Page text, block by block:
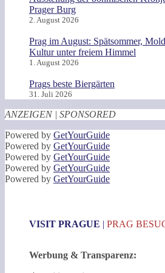
Prager Burg
2. August 2026
Prag im August: Spätsommer,
Kultur unter freiem Himmel
1. August 2026
Prags beste Biergärten
31. Juli 2026
ANZEIGEN | SPONSORED
Powered by GetYourGuide
Powered by GetYourGuide
Powered by GetYourGuide
Powered by GetYourGuide
Powered by GetYourGuide
VISIT PRAGUE | PRAG
Werbung & Transparenz: